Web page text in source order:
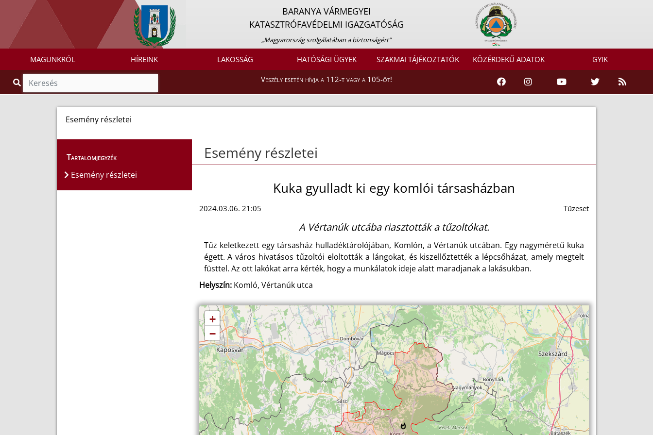
BARANYA VÁRMEGYEI
KATASZTRÓFAVÉDELMI IGAZGATÓSÁG
„Magyarország szolgálatában a biztonságért”
MAGUNKRÓL HÍREINK LAKOSSÁG HATÓSÁGI ÜGYEK SZAKMAI TÁJÉKOZTATÓK KÖZÉRDEKŰ ADATOK GYIK
Veszély esetén hívja a 112-t vagy a 105-öt!
Esemény részletei
Tartalomjegyzék
Esemény részletei
Esemény részletei
Kuka gyulladt ki egy komlói társasházban
2024.03.06. 21:05 Tűzeset
A Vértanúk utcába riasztották a tűzoltókat.
Tűz keletkezett egy társasház hulladéktárolójában, Komlón, a Vértanúk utcában. Egy nagyméretű kuka
égett. A város hivatásos tűzoltói eloltották a lángokat, és kiszellőztették a lépcsőházat, amely megtelt
füsttel. Az ott lakókat arra kérték, hogy a munkálatok ideje alatt maradjanak a lakásukban.
Helyszín:Komló, Vértanúk utca
+
−